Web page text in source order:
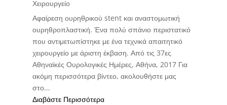
Χειρουργείο
Αφαίρεση ουρηθρικού stent και αναστομωτική
ουρηθροπλαστική. Ένα πολύ σπάνιο περιστατικό
που αντιμετωπίστηκε με ένα τεχνικά απαιτητικό
χειρουργείο με άριστη έκβαση. Από τις 37ες
Αθηναϊκές Ουρολογικές Ημέρες, Αθήνα, 2017 Για
ακόμη περισσότερα βίντεο, ακολουθήστε μας
στο...
Διαβάστε Περισσότερα